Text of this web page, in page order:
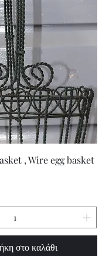
, Wire egg basket
στο καλάθι